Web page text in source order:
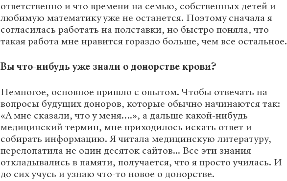
ответственно и что времени на семью, собственных детей и
любимую математику уже не останется. Поэтому сначала я
согласилась работать на полставки, но быстро поняла, что
такая работа мне нравится гораздо больше, чем все остальное.
Вы что-нибудь уже знали о донорстве крови?
Немногое, основное пришло с опытом. Чтобы отвечать на
вопросы будущих доноров, которые обычно начинаются так:
«А мне сказали, что у меня….», а дальше какой-нибудь
медицинский термин, мне приходилось искать ответ и
собирать информацию. Я читала медицинскую литературу,
перелопатила не один десяток сайтов... Все эти знания
откладывались в памяти, получается, что я просто училась. И
до сих учусь и узнаю что-то новое о донорстве.